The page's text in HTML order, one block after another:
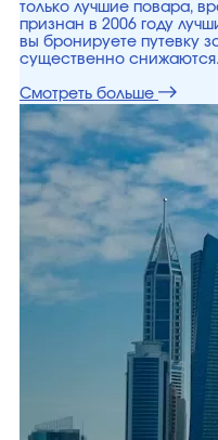
только лучшие повара,
признан в 2006 году
вы бронируете путевку
существенно снижаются.
Смотреть больше